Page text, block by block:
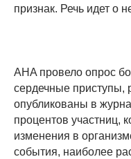
признак. Речь идет о
AHA провело опрос
сердечные приступы,
опубликованы в
процентов участниц,
изменения в
события, наиболее